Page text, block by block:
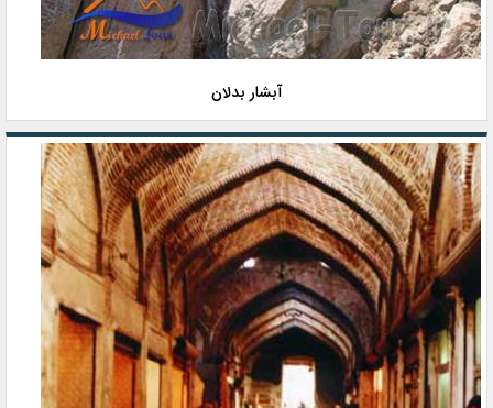
آبشار بدلان